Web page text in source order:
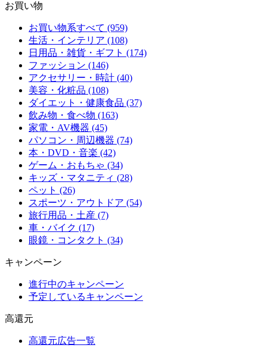
お買い物
お買い物系すべて (959)
生活・インテリア (108)
日用品・雑貨・ギフト (174)
ファッション (146)
アクセサリー・時計 (40)
美容・化粧品 (108)
ダイエット・健康食品 (37)
飲み物・食べ物 (163)
家電・AV機器 (45)
パソコン・周辺機器 (74)
本・DVD・音楽 (42)
ゲーム・おもちゃ (34)
キッズ・マタニティ (28)
ペット (26)
スポーツ・アウトドア (54)
旅行用品・土産 (7)
車・バイク (17)
眼鏡・コンタクト (34)
キャンペーン
進行中のキャンペーン
予定しているキャンペーン
高還元
高還元広告一覧